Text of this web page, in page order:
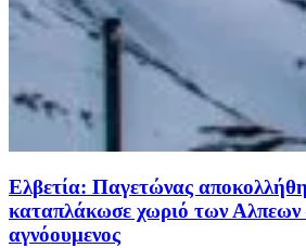
Eλβετία: Παγετώνας
καταπλάκωσε χωριό των Αλπεων
αγνόουμενος